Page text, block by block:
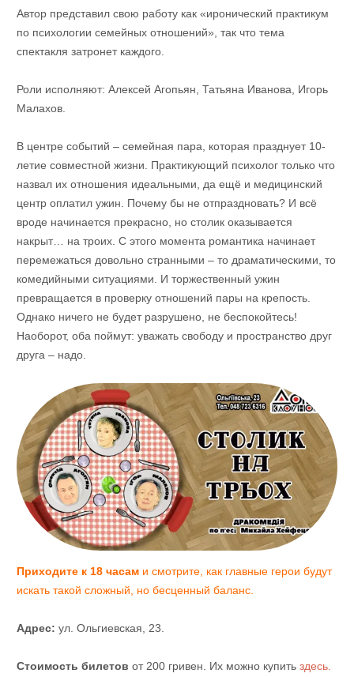
Автор представил свою работу как «иронический практикум
по психологии семейных отношений», так что тема
спектакля затронет каждого.
Роли исполняют: Алексей Агопьян, Татьяна Иванова, Игорь
Малахов.
В центре событий – семейная пара, которая празднует 10-
летие совместной жизни. Практикующий психолог только что
назвал их отношения идеальными, да ещё и медицинский
центр оплатил ужин. Почему бы не отпраздновать? И всё
вроде начинается прекрасно, но столик оказывается
накрыт… на троих. С этого момента романтика начинает
перемежаться довольно странными – то драматическими, то
комедийными ситуациями. И торжественный ужин
превращается в проверку отношений пары на крепость.
Однако ничего не будет разрушено, не беспокойтесь!
Наоборот, оба поймут: уважать свободу и пространство друг
друга – надо.
Приходите к 18 часам и смотрите, как главные герои будут
искать такой сложный, но бесценный баланс.
Адрес: ул. Ольгиевская, 23.
Стоимость билетов от 200 гривен. Их можно купить здесь.